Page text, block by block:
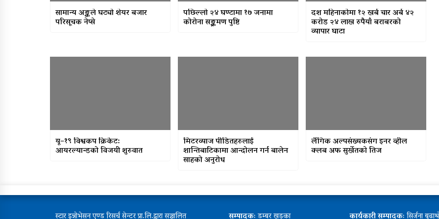
सामान्य अङ्कले घट्यो शेयर बजार
परिसूचक नेप्से
पछिल्लो २४ घण्टामा १७ जनामा
कोरोना सङ्क्रमण पुष्टि
दश महिनाकोमा १२ खर्ब चार अर्ब ४२
करोड २४ लाख रुपैयाँ बराबरको
व्यापार घाटा
यू–१९ विश्वकप क्रिकेट:
आयरल्यान्डको विजयी शुरुवात
मिटरव्याज पीडितहरुलाई
शान्तिबाटिकामा आन्दोलन गर्न बालेन
साहको अनुरोध
लैंगिक अल्पसंख्यकसंग इनर व्हील
क्लब अफ सुर्खेतकाे तिज